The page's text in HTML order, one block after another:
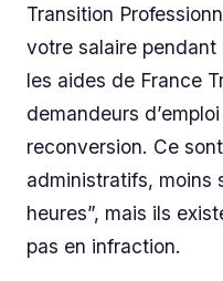
Transition
votre salaire pendant
les aides de France
demandeurs
reconversion. Ce
administratifs, moins
heures”, mais ils
pas en infraction.